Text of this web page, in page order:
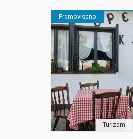
Promovisano
Turizam